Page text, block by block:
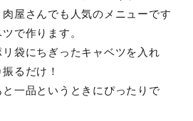
屋さんでも人気のメニューです
で作ります。
袋にちぎったキャベツを入れ
るだけ！
一品というときにぴったりで